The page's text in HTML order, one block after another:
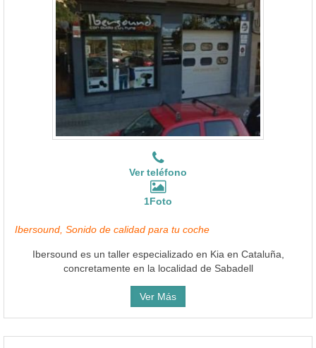
Ver teléfono
1Foto
Ibersound, Sonido de calidad para tu coche
Ibersound es un taller especializado en Kia en Cataluña,
concretamente en la localidad de Sabadell
Ver Más